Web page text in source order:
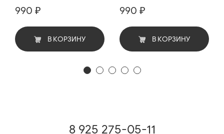
990 ₽
В КОРЗИНУ
990 ₽
В КОРЗИНУ
8 925 275-05-11